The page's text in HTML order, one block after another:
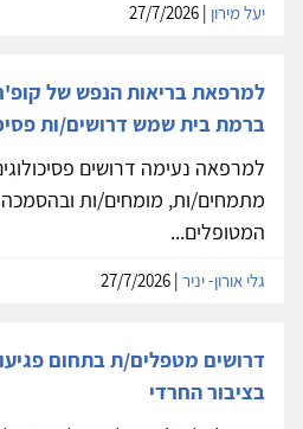
יעל מירון
למרפאת בריאות הנפש של
ברמת בית שמש דרושים/ות
למרפאה נעימה דרושים
מתמחים/ות, מומחים/ות ובהסמכה
המטופלים...
גלי אורון- יניר
דרושים מטפלים/ת בתחום
בציבור החרדי